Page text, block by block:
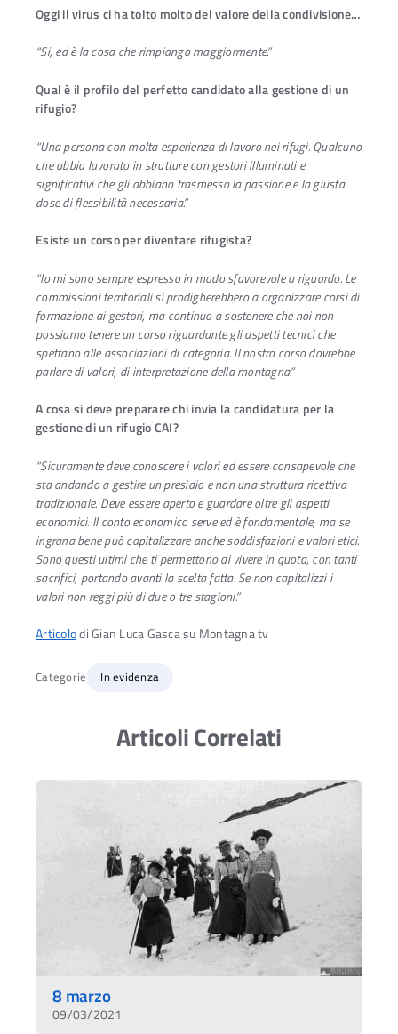
Oggi il virus ci ha tolto molto del valore della condivisione…
“Si, ed è la cosa che rimpiango maggiormente.”
Qual è il profilo del perfetto candidato alla gestione di un
rifugio?
“Una persona con molta esperienza di lavoro nei rifugi. Qualcuno
che abbia lavorato in strutture con gestori illuminati e
significativi che gli abbiano trasmesso la passione e la giusta
dose di flessibilità necessaria.”
Esiste un corso per diventare rifugista?
“Io mi sono sempre espresso in modo sfavorevole a riguardo. Le
commissioni territoriali si prodigherebbero a organizzare corsi di
formazione ai gestori, ma continuo a sostenere che noi non
possiamo tenere un corso riguardante gli aspetti tecnici che
spettano alle associazioni di categoria. Il nostro corso dovrebbe
parlare di valori, di interpretazione della montagna.”
A cosa si deve preparare chi invia la candidatura per la
gestione di un rifugio CAI?
“Sicuramente deve conoscere i valori ed essere consapevole che
sta andando a gestire un presidio e non una struttura ricettiva
tradizionale. Deve essere aperto e guardare oltre gli aspetti
economici. Il conto economico serve ed è fondamentale, ma se
ingrana bene può capitalizzare anche soddisfazioni e valori etici.
Sono questi ultimi che ti permettono di vivere in quota, con tanti
sacrifici, portando avanti la scelta fatta. Se non capitalizzi i
valori non reggi più di due o tre stagioni.”
Articolodi Gian Luca Gasca su Montagna tv
Categorie In evidenza
Articoli Correlati
8 marzo
09/03/2021